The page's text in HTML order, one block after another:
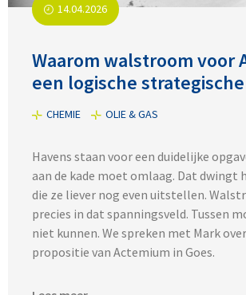
14.04.2026
Waarom walstroom voor
een logische
CHEMIE OLIE & GAS
Havens staan voor een duidelijke
aan de kade moet omlaag. Dat dwingt
die ze liever nog even uitstellen.
precies in dat spanningsveld. Tussen
niet kunnen. We spreken met Mark over
propositie van Actemium in Goes.